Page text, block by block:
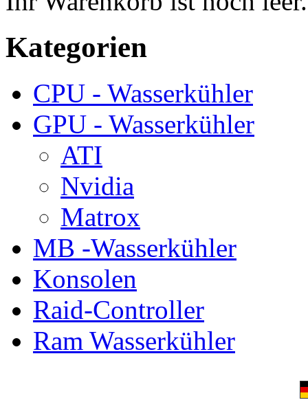
Kategorien
CPU - Wasserkühler
GPU - Wasserkühler
ATI
Nvidia
Matrox
MB -Wasserkühler
Konsolen
Raid-Controller
Ram Wasserkühler